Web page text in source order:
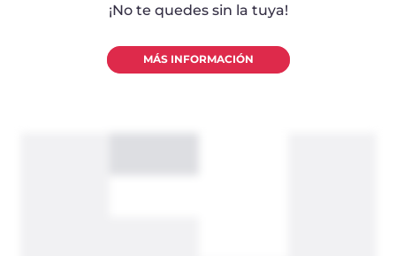
¡No te quedes sin la tuya!
MÁS INFORMACIÓN